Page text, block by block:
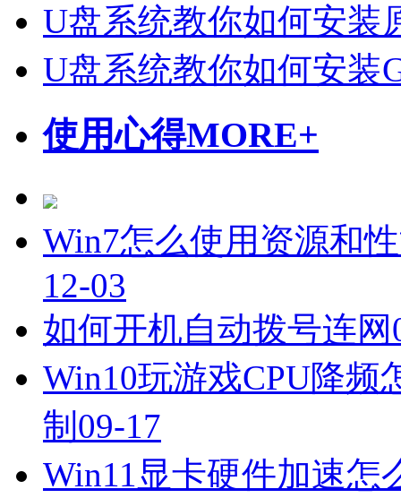
U盘系统教你如何安装
U盘系统教你如何安装
使用心得MORE+
Win7怎么使用资源和
12-03
如何开机自动拨号连网
Win10玩游戏CPU降频
制 09-17
Win11显卡硬件加速怎